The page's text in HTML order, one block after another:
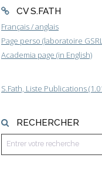
CV S.FATH
Français / anglais
Page perso (laboratoire
Academia page (in English)
S.Fath, Liste Publications
RECHERCHER